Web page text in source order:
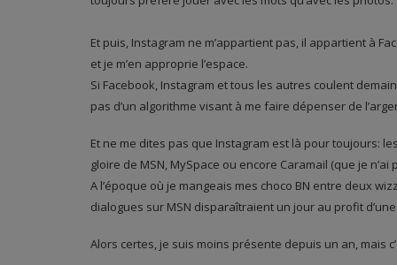
Et puis, Instagram ne m’appartient pas, il appartient à
et je m’en approprie l’espace.
Si Facebook, Instagram et tous les autres coulent
pas d’un algorithme visant à me faire dépenser de
Et ne me dites pas que Instagram est là pour toujours:
gloire de MSN, MySpace ou encore Caramail (que je
A l’époque où je mangeais mes choco BN entre deux
dialogues sur MSN disparaîtraient un jour au profit
Alors certes, je suis moins présente depuis un an, mais